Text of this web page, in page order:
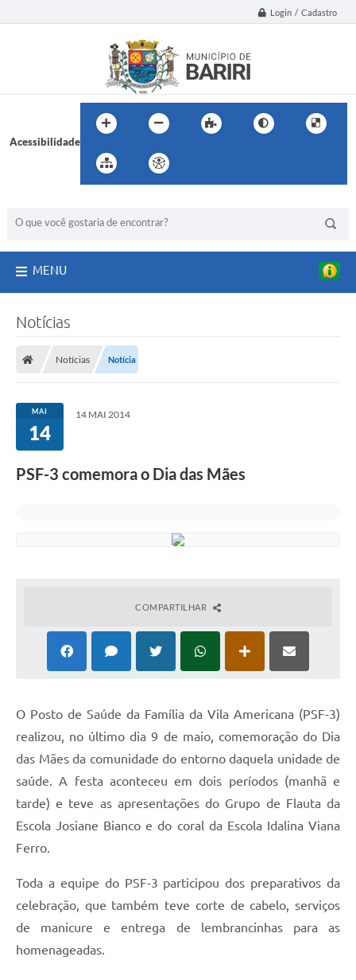
Login / Cadastro
Acessibilidade
MENU
Notícias
Notícias Notícia
MAI
14
14 MAI 2014
PSF-3 comemora o Dia das Mães
COMPARTILHAR
O Posto de Saúde da Família da Vila Americana (PSF-3)
realizou, no último dia 9 de maio, comemoração do Dia
das Mães da comunidade do entorno daquela unidade de
saúde. A festa aconteceu em dois períodos (manhã e
tarde) e teve as apresentações do Grupo de Flauta da
Escola Josiane Bianco e do coral da Escola Idalina Viana
Ferro.
Toda a equipe do PSF-3 participou dos preparativos da
celebração, que também teve corte de cabelo, serviços
de manicure e entrega de lembrancinhas para as
homenageadas.